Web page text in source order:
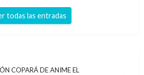
todas las entradas
COPARÁ DE ANIME EL